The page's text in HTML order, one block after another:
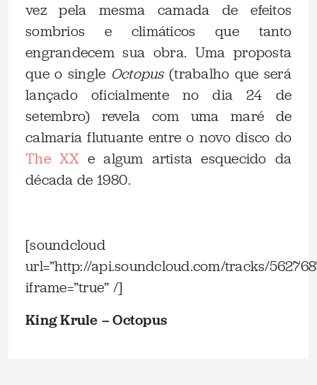
vez pela mesma camada de efeitos
sombrios e climáticos que tanto
engrandecem sua obra. Uma proposta
que o single Octopus(trabalho que será
lançado oficialmente no dia 24 de
setembro) revela com uma maré de
calmaria flutuante entre o novo disco do
The XX e algum artista esquecido da
década de 1980.
[soundcloud
url=”http://api.soundcloud.com/tracks/
iframe=”true” /]
King Krule – Octopus